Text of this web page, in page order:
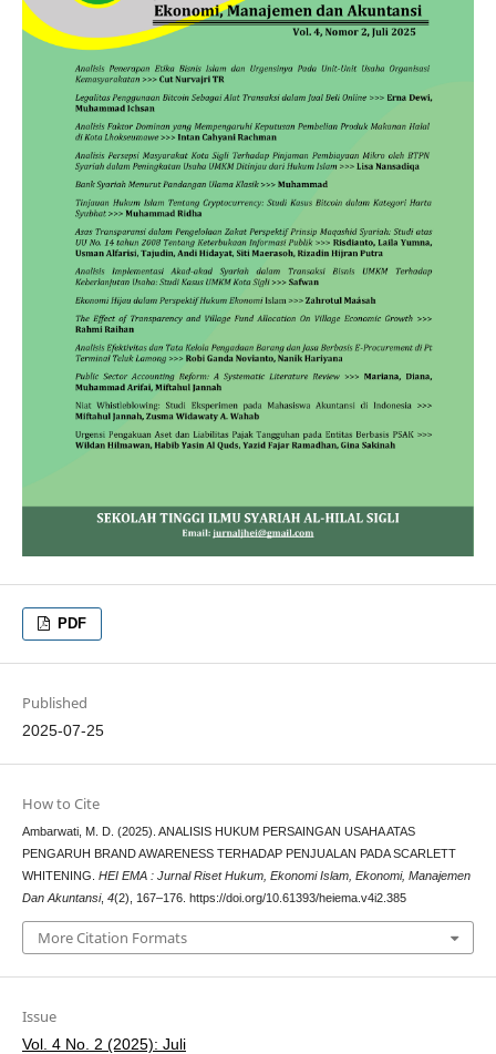
PDF
Published
2025-07-25
How to Cite
Ambarwati, M. D. (2025). ANALISIS HUKUM PERSAINGAN USAHA ATAS
PENGARUH BRAND AWARENESS TERHADAP PENJUALAN PADA SCARLETT
WHITENING. HEI EMA : Jurnal Riset Hukum, Ekonomi Islam, Ekonomi, Manajemen
Dan Akuntansi, 4(2), 167–176. https://doi.org/10.61393/heiema.v4i2.385
More Citation Formats
Issue
Vol. 4 No. 2 (2025): Juli